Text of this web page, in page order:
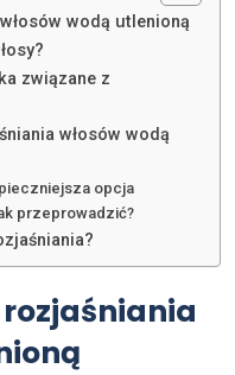
wodą utlenioną
związane z
włosów wodą
opcja
przeprowadzić?